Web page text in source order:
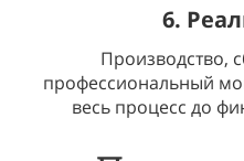
6.
Производство,
профессиональный
весь процесс до